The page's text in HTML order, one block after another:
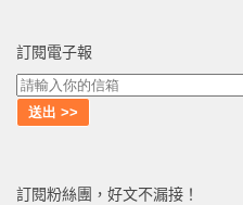
訂閱電子報
訂閱粉絲團，好文不漏接！